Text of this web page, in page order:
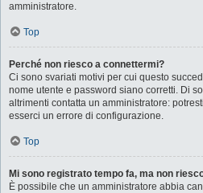
amministratore.
Top
Perché non riesco a connettermi?
Ci sono svariati motivi per cui questo
nome utente e password siano corretti. Di
altrimenti contatta un amministratore:
esserci un errore di configurazione.
Top
Mi sono registrato tempo fa, ma non
È possibile che un amministratore abbia